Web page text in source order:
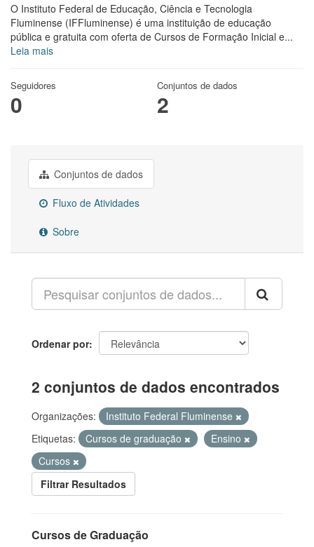
O Instituto Federal de Educação, Ciência e Tecnologia
Fluminense (IFFluminense) é uma instituição de educação
pública e gratuita com oferta de Cursos de Formação Inicial e...
Leia mais
Seguidores
0
Conjuntos de dados
2
Conjuntos de dados
Fluxo de Atividades
Sobre
Ordenar por
2 conjuntos de dados encontrados
Organizações:
Instituto Federal Fluminense
Etiquetas:
Cursos de graduação
Ensino
Cursos
Filtrar Resultados
Cursos de Graduação